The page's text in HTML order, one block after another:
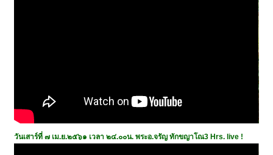
วันเสาร์ที่ ๗ เม.ย.๒๕๖๑ เวลา ๒๔.๐๐น. พระอ.จรัญ ทักขญาโณ3 Hrs. live !